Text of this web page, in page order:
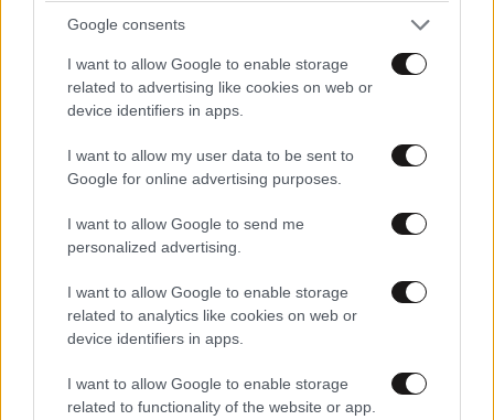
Google consents
I want to allow Google to enable storage
related to advertising like cookies on web or
device identifiers in apps.
I want to allow my user data to be sent to
Google for online advertising purposes.
I want to allow Google to send me
personalized advertising.
I want to allow Google to enable storage
related to analytics like cookies on web or
device identifiers in apps.
I want to allow Google to enable storage
related to functionality of the website or app.